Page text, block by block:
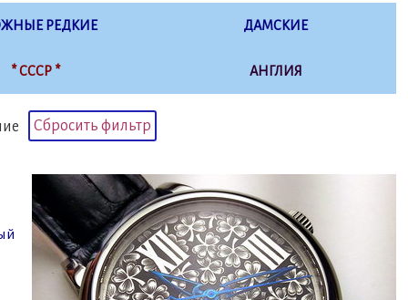
РЕДКИЕ ДАМСКИЕ
* СССР * АНГЛИЯ
Сбросить фильтр